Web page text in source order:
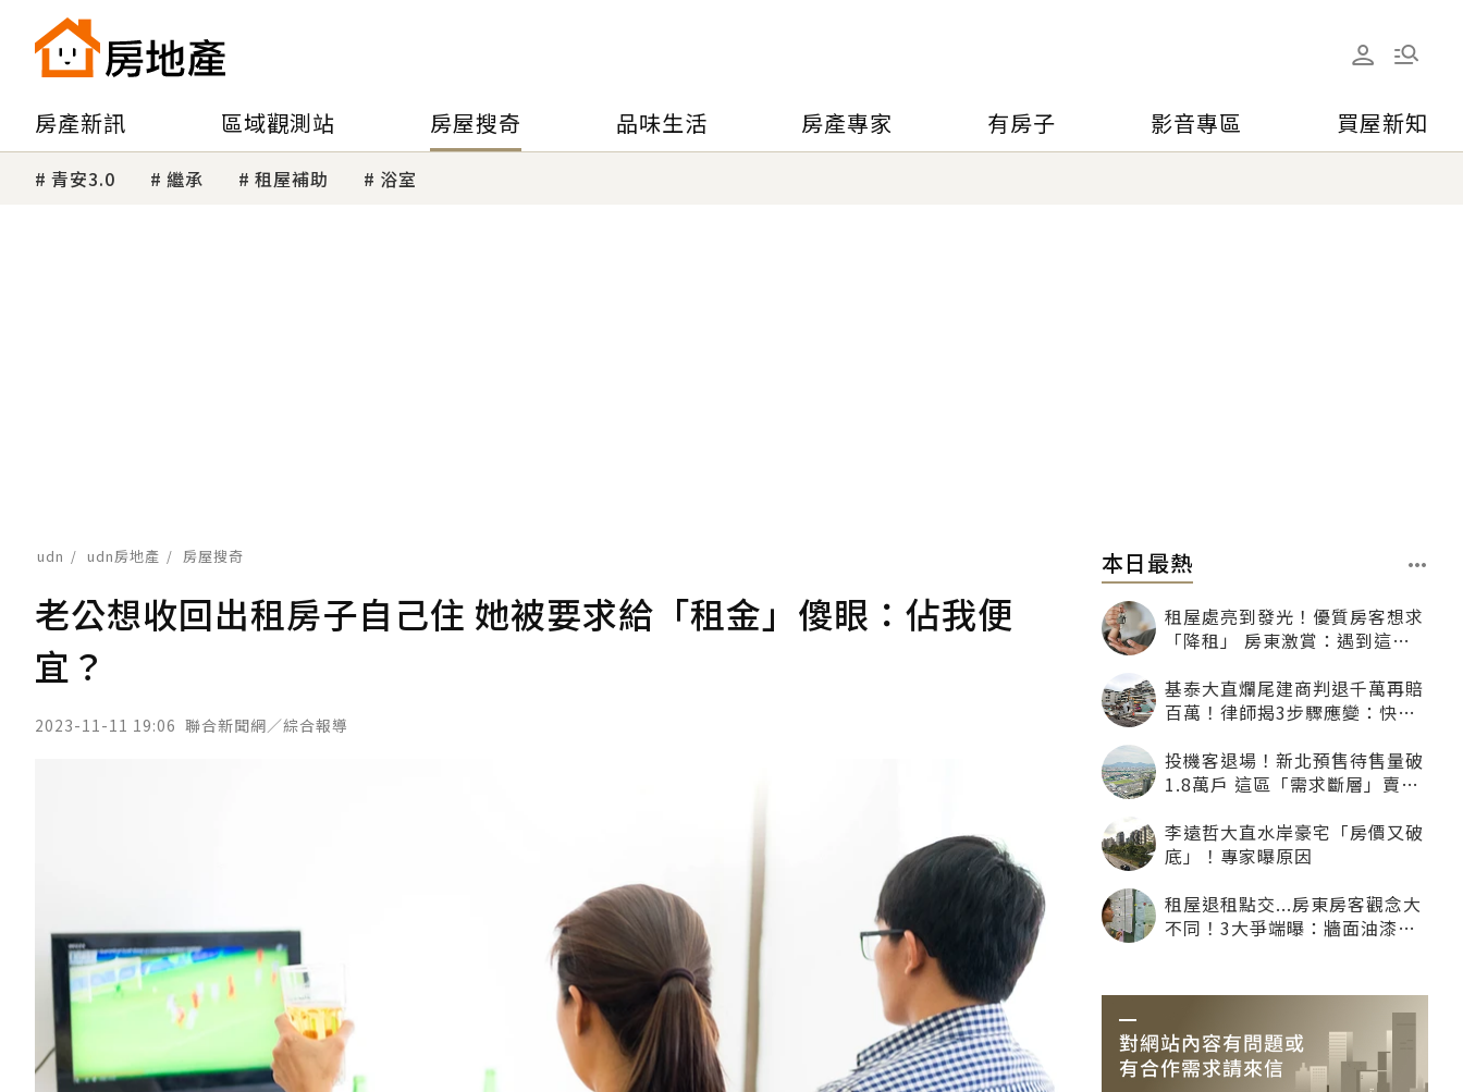
房產新訊 區域觀測站 房屋搜奇 品味生活 房產專家 有房子 影音專區 買屋新知
青安3.0 繼承 租屋補助 浴室
udn udn房地產 房屋搜奇
老公想收回出租房子自己住 她被要求給「租金」傻眼：佔我便
宜？
2023-11-11 19:06 聯合新聞網／綜合報導
本日最熱
租屋處亮到發光！優質房客想求
「降租」 房東激賞：遇到這種
基泰大直爛尾建商判退千萬再賠
百萬！律師揭3步驟應變：快通
投機客退場！新北預售待售量破
1.8萬戶 這區「需求斷層」賣壓
李遠哲大直水岸豪宅「房價又破
底」！專家曝原因
租屋退租點交...房東房客觀念大
不同！3大爭端曝：牆面油漆、